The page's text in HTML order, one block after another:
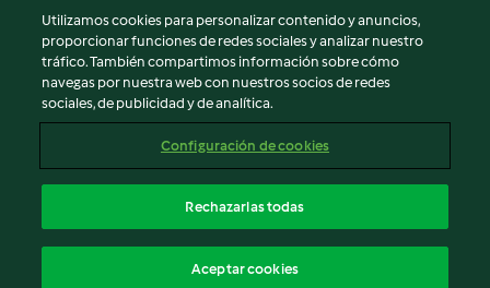
Términos de uso
Política de privacidad
Aviso legal
Información legal
Reportar contenido
Declaración de accesibilidad
Utilizamos cookies para personalizar contenido y anuncios,
proporcionar funciones de redes sociales y analizar nuestro
tráfico. También compartimos información sobre cómo
navegas por nuestra web con nuestros socios de redes
sociales, de publicidad y de analítica.
Configuración de cookies
Rechazarlas todas
Aceptar cookies